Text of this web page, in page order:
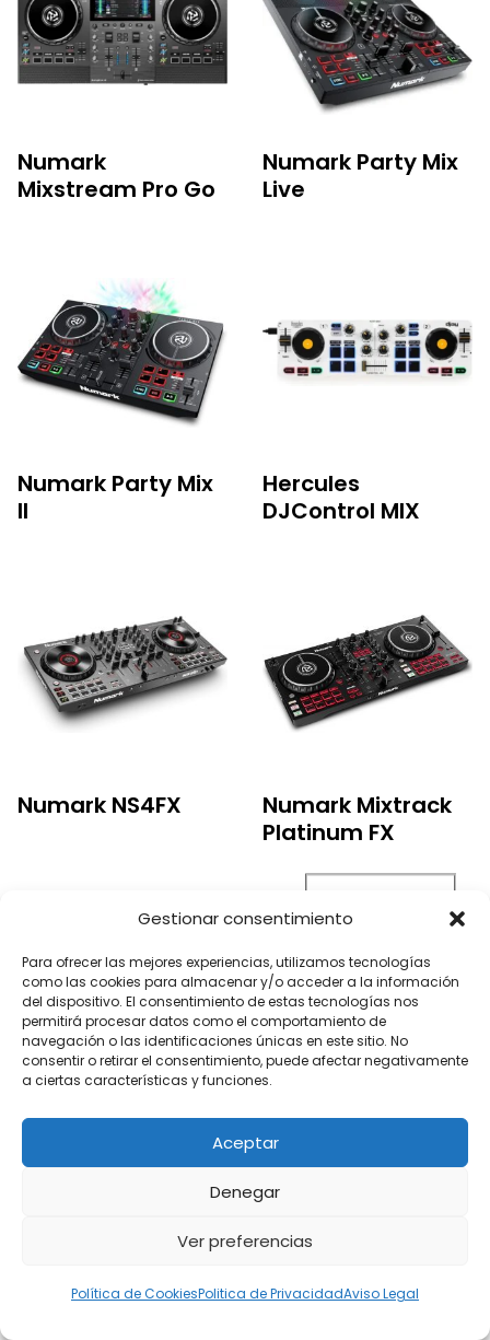
Gestionar consentimiento
Para ofrecer las mejores experiencias, utilizamos tecnologías
como las cookies para almacenar y/o acceder a la información
del dispositivo. El consentimiento de estas tecnologías nos
permitirá procesar datos como el comportamiento de
navegación o las identificaciones únicas en este sitio. No
consentir o retirar el consentimiento, puede afectar negativamente
a ciertas características y funciones.
Aceptar
Denegar
Ver preferencias
Política de CookiesPolitica de PrivacidadAviso Legal
Numark
Mixstream Pro Go
Numark Party Mix
Live
Numark Party Mix
II
Hercules
DJControl MIX
Numark NS4FX
Numark Mixtrack
Platinum FX
Rating
5based on
Marca
Numark
Precio
EUR69.00